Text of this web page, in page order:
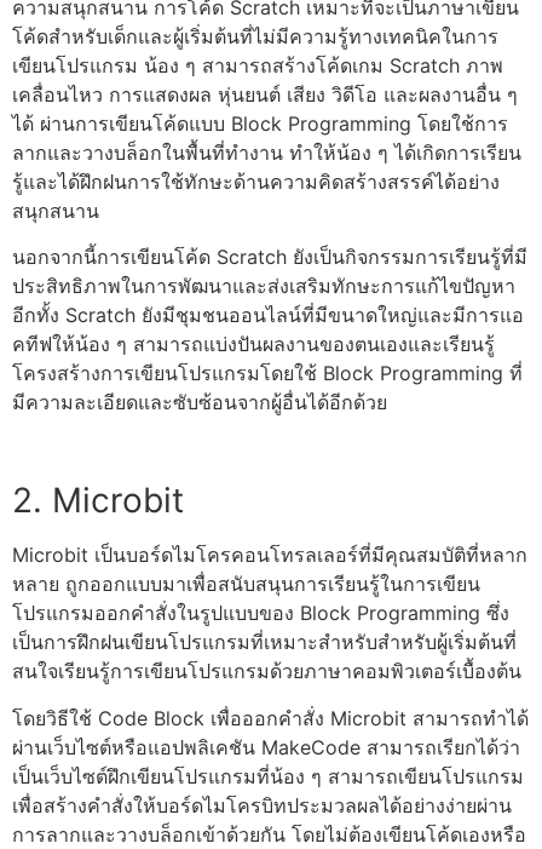
ความสนุกสนาน การโค้ด Scratch เหมาะที่จะเป็นภาษาเขียน
โค้ดสำหรับเด็กและผู้เริ่มต้นที่ไม่มีความรู้ทางเทคนิคในการ
เขียนโปรแกรม น้อง ๆ สามารถสร้างโค้ดเกม Scratch ภาพ
เคลื่อนไหว การแสดงผล หุ่นยนต์ เสียง วิดีโอ และผลงานอื่น ๆ
ได้ ผ่านการเขียนโค้ดแบบ Block Programming โดยใช้การ
ลากและวางบล็อกในพื้นที่ทำงาน ทำให้น้อง ๆ ได้เกิดการเรียน
รู้และได้ฝึกฝนการใช้ทักษะด้านความคิดสร้างสรรค์ได้อย่าง
สนุกสนาน
นอกจากนี้การเขียนโค้ด Scratch ยังเป็นกิจกรรมการเรียนรู้ที่มี
ประสิทธิภาพในการพัฒนาและส่งเสริมทักษะการแก้ไขปัญหา
อีกทั้ง Scratch ยังมีชุมชนออนไลน์ที่มีขนาดใหญ่และมีการแอ
คทีฟให้น้อง ๆ สามารถแบ่งปันผลงานของตนเองและเรียนรู้
โครงสร้างการเขียนโปรแกรมโดยใช้ Block Programming ที่
มีความละเอียดและซับซ้อนจากผู้อื่นได้อีกด้วย
2. Microbit
Microbit เป็นบอร์ดไมโครคอนโทรลเลอร์ที่มีคุณสมบัติที่หลาก
หลาย ถูกออกแบบมาเพื่อสนับสนุนการเรียนรู้ในการเขียน
โปรแกรมออกคำสั่งในรูปแบบของ Block Programming ซึ่ง
เป็นการฝึกฝนเขียนโปรแกรมที่เหมาะสำหรับสำหรับผู้เริ่มต้นที่
สนใจเรียนรู้การเขียนโปรแกรมด้วยภาษาคอมพิวเตอร์เบื้องต้น
โดยวิธีใช้ Code Block เพื่อออกคำสั่ง Microbit สามารถทำได้
ผ่านเว็บไซต์หรือแอปพลิเคชัน MakeCode สามารถเรียกได้ว่า
เป็นเว็บไซต์ฝึกเขียนโปรแกรมที่น้อง ๆ สามารถเขียนโปรแกรม
เพื่อสร้างคำสั่งให้บอร์ดไมโครบิทประมวลผลได้อย่างง่ายผ่าน
การลากและวางบล็อกเข้าด้วยกัน โดยไม่ต้องเขียนโค้ดเองหรือ